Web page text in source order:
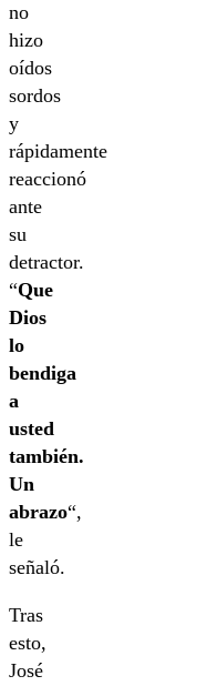
no
hizo
oídos
sordos
y
rápidamente
reaccionó
ante
su
detractor.
“Que
Dios
lo
bendiga
a
usted
también.
Un
abrazo“,
le
señaló.
Tras
esto,
José